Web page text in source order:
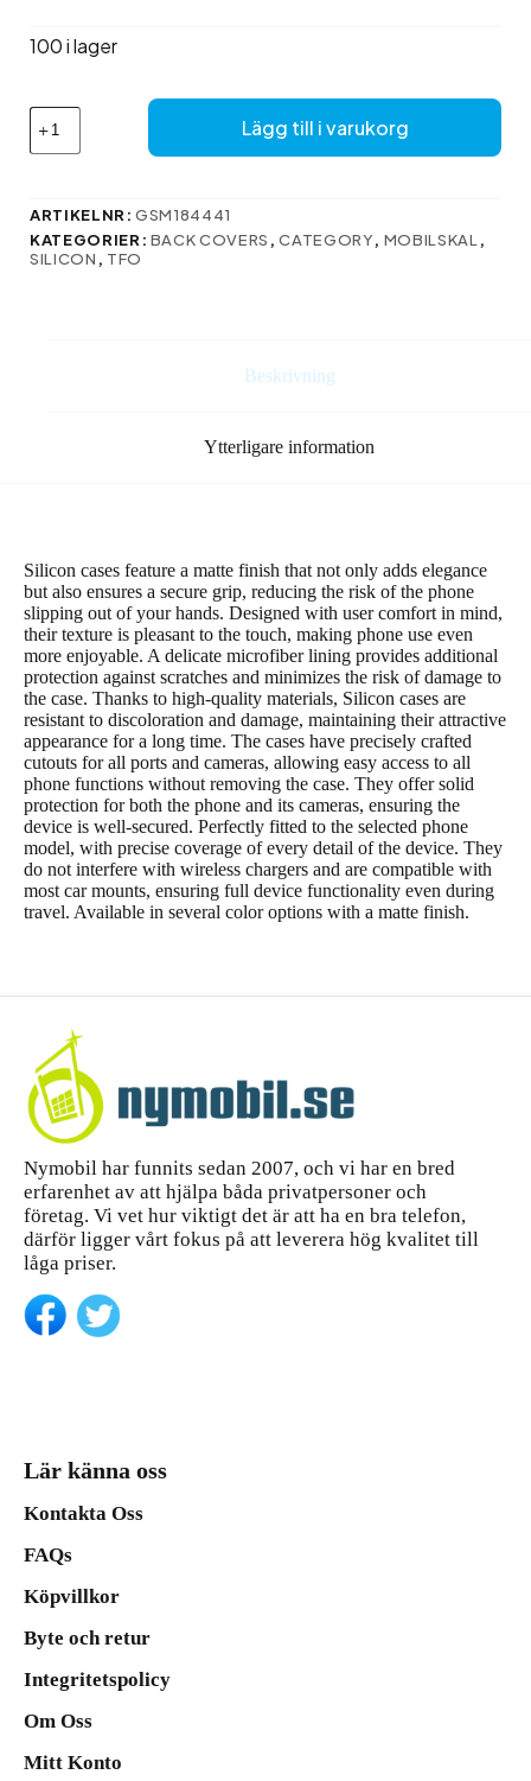
var:
är:
100 i lager
Silikonfodral
till
Honor
Lite
(global)
Lägg till i varukorg
ARTIKELNR:GSM184441
KATEGORIER: BACK COVERS ,CATEGORY, MOBILSKAL ,
SILICON , TFO
Beskrivning
Ytterligare information
Silicon cases feature a matte finish that not only adds elegance
but also ensures a secure grip, reducing the risk of the phone
slipping out of your hands. Designed with user comfort in mind,
their texture is pleasant to the touch, making phone use even
more enjoyable. A delicate microfiber lining provides additional
protection against scratches and minimizes the risk of damage to
the case. Thanks to high-quality materials, Silicon cases are
resistant to discoloration and damage, maintaining their attractive
appearance for a long time. The cases have precisely crafted
cutouts for all ports and cameras, allowing easy access to all
phone functions without removing the case. They offer solid
protection for both the phone and its cameras, ensuring the
device is well-secured. Perfectly fitted to the selected phone
model, with precise coverage of every detail of the device. They
do not interfere with wireless chargers and are compatible with
most car mounts, ensuring full device functionality even during
travel. Available in several color options with a matte finish.
Nymobil har funnits sedan 2007, och vi har en bred
erfarenhet av att hjälpa båda privatpersoner och
företag. Vi vet hur viktigt det är att ha en bra telefon,
därför ligger vårt fokus på att leverera hög kvalitet till
låga priser.
Lär känna oss
Kontakta Oss
FAQs
Köpvillkor
Byte och retur
Integritetspolicy
Om Oss
Mitt Konto